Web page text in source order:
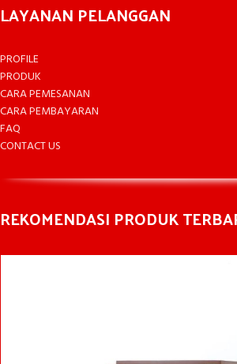
LAYANAN PELANGGAN
PROFILE
PRODUK
CARA PEMESANAN
CARA PEMBAYARAN
FAQ
CONTACT US
REKOMENDASI PRODUK